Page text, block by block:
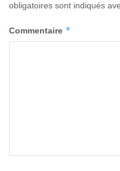
obligatoires sont indiqués
Commentaire *